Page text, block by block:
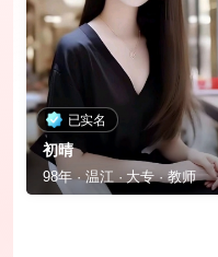
已实名
初晴
98年 · 温江 · 大专 · 教师